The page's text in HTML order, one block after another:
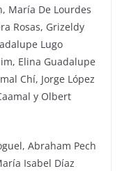
María De Lourdes
Rosas, Grizeldy
Lugo
Elina Guadalupe
Chí, Jorge López
y Olbert
Abraham Pech
Isabel Díaz